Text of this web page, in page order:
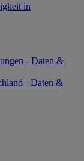
in
- Daten &
- Daten &